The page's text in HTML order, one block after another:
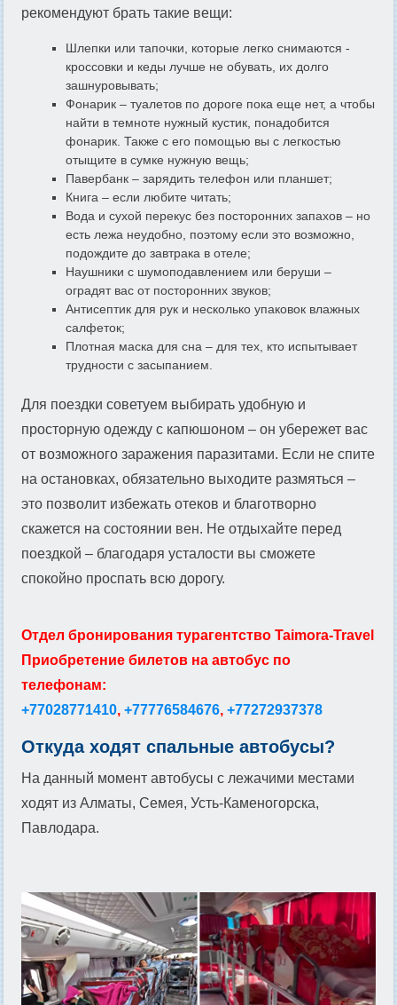
рекомендуют брать такие вещи:
Шлепки или тапочки, которые легко снимаются -
кроссовки и кеды лучше не обувать, их долго
зашнуровывать;
Фонарик – туалетов по дороге пока еще нет, а чтобы
найти в темноте нужный кустик, понадобится
фонарик. Также с его помощью вы с легкостью
отыщите в сумке нужную вещь;
Павербанк – зарядить телефон или планшет;
Книга – если любите читать;
Вода и сухой перекус без посторонних запахов – но
есть лежа неудобно, поэтому если это возможно,
подождите до завтрака в отеле;
Наушники с шумоподавлением или беруши –
оградят вас от посторонних звуков;
Антисептик для рук и несколько упаковок влажных
салфеток;
Плотная маска для сна – для тех, кто испытывает
трудности с засыпанием.
Для поездки советуем выбирать удобную и
просторную одежду с капюшоном – он убережет вас
от возможного заражения паразитами. Если не спите
на остановках, обязательно выходите размяться –
это позволит избежать отеков и благотворно
скажется на состоянии вен. Не отдыхайте перед
поездкой – благодаря усталости вы сможете
спокойно проспать всю дорогу.
Отдел бронирования турагентство Taimora-Travel
Приобретение билетов на автобус по
телефонам:
+77028771410, +77776584676, +77272937378
Откуда ходят спальные автобусы?
На данный момент автобусы с лежачими местами
ходят из Алматы, Семея, Усть-Каменогорска,
Павлодара.